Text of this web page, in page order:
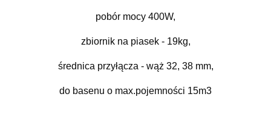
pobór mocy 400W,
zbiornik na piasek - 19kg,
średnica przyłącza - wąż 32, 38 mm,
do basenu o max.pojemności 15m3